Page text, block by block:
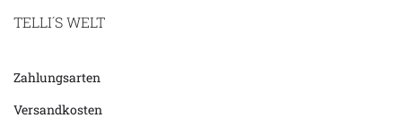
TELLI´S WELT
Zahlungsarten
Versandkosten